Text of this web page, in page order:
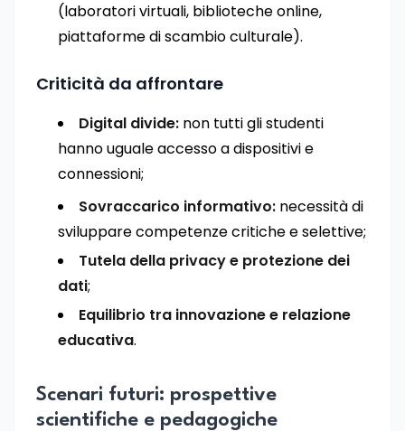
(laboratori virtuali, biblioteche online,
piattaforme di scambio culturale).
Criticità da affrontare
Digital divide: non tutti gli studenti
hanno uguale accesso a dispositivi e
connessioni;
Sovraccarico informativo: necessità di
sviluppare competenze critiche e selettive;
Tutela della privacy e protezione dei
dati;
Equilibrio tra innovazione e relazione
educativa.
Scenari futuri: prospettive
scientifiche e pedagogiche